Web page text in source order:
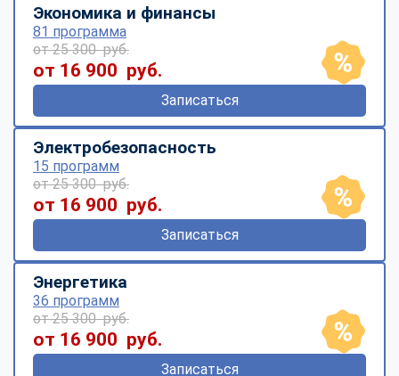
Экономика и финансы
81 программа
от 25 300 руб.
от 16 900 руб.
Записаться
Электробезопасность
15 программ
от 25 300 руб.
от 16 900 руб.
Записаться
Энергетика
36 программ
от 25 300 руб.
от 16 900 руб.
Записаться